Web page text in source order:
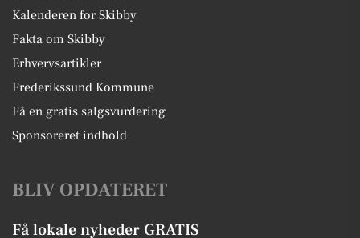
Kalenderen for Skibby
Fakta om Skibby
Erhvervsartikler
Frederikssund Kommune
Få en gratis salgsvurdering
Sponsoreret indhold
BLIV OPDATERET
Få lokale nyheder GRATIS